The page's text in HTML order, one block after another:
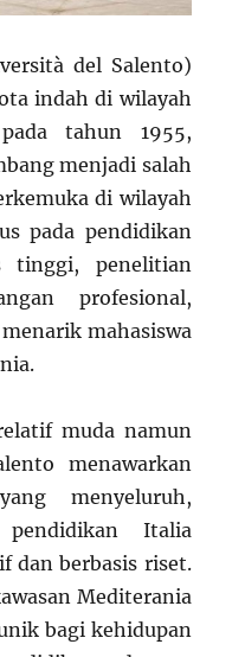
del Salento)
indah di wilayah
tahun 1955,
menjadi salah
di wilayah
pada pendidikan
tinggi, penelitian
profesional,
mahasiswa
muda namun
menawarkan
menyeluruh,
pendidikan Italia
dan berbasis riset.
Mediterania
bagi kehidupan